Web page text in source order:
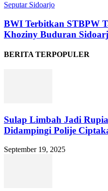
Seputar Sidoarjo
BWI Terbitkan STBPW
Khoziny Buduran
BERITA TERPOPULER
Sulap Limbah Jadi
Didampingi Polije
September 19, 2025